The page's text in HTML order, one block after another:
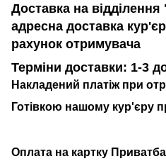
Доставка на
адресна доставка
рахунок отримувача
Терміни доставки: 1-3
Накладений платіж при
Готівкою нашому кур'єру
Оплата на картку